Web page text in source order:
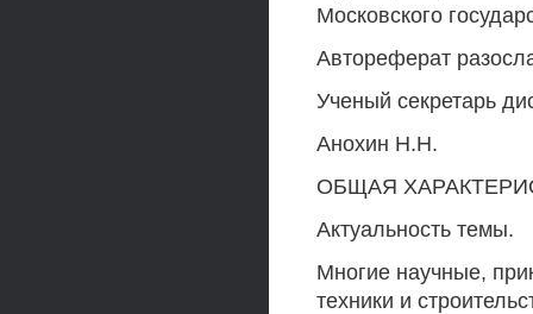
Московского
Автореферат
Ученый секретарь
Анохин Н.Н.
ОБЩАЯ
Актуальность темы.
Многие научные,
техники и